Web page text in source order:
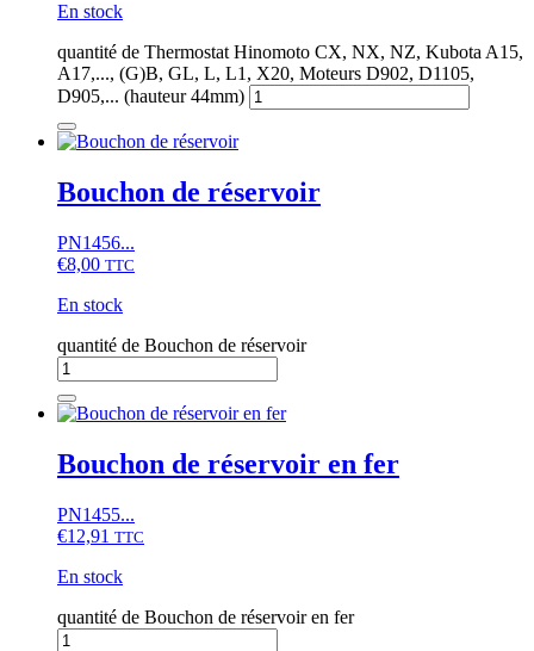
En stock
quantité de Thermostat Hinomoto CX, NX, NZ, Kubota A15,
A17,..., (G)B, GL, L, L1, X20, Moteurs D902, D1105,
D905,... (hauteur 44mm)
Bouchon de réservoir
PN1456...
€8,00 TTC
En stock
quantité de Bouchon de réservoir
Bouchon de réservoir en fer
PN1455...
€12,91 TTC
En stock
quantité de Bouchon de réservoir en fer